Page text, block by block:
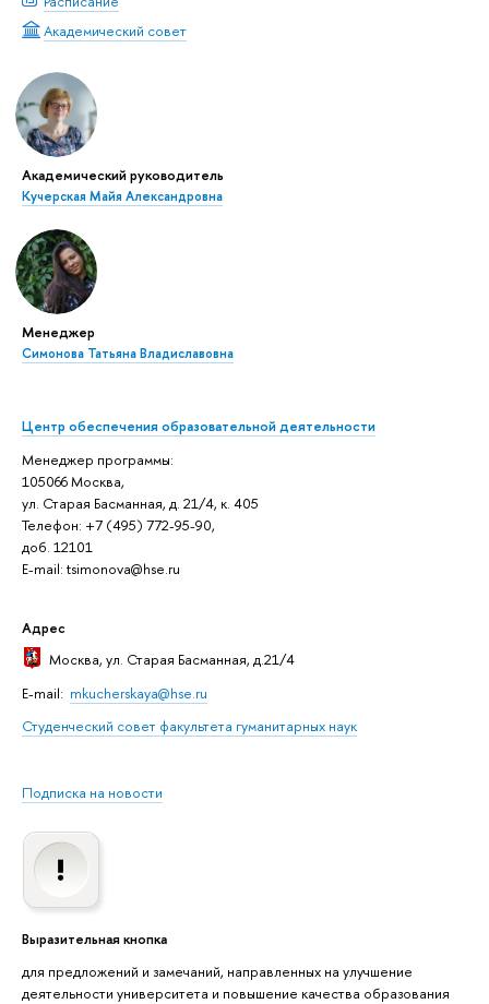
Академический совет
Академический руководитель
Кучерская Майя Александровна
Менеджер
Симонова Татьяна Владиславовна
Центр обеспечения образовательной деятельности
Менеджер программы:
105066 Москва,
ул. Старая Басманная, д. 21/4, к. 405
Телефон: +7 (495) 772-95-90,
доб. 12101
E-mail: tsimonova@hse.ru
Адрес
Москва, ул. Старая Басманная, д.21/4
E-mail: mkucherskaya@hse.ru
Студенческий совет факультета гуманитарных наук
Подписка на новости
Выразительная кнопка
для предложений и замечаний, направленных на улучшение
деятельности университета и повышение качества образования